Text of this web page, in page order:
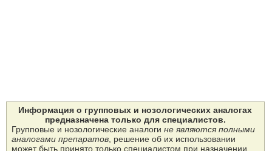
Информация о групповых и нозологических аналогах
предназначена только для специалистов.
Групповые и нозологические аналоги не являются полными
аналогами препаратов, решение об их использовании
может быть принято только специалистом при назначении